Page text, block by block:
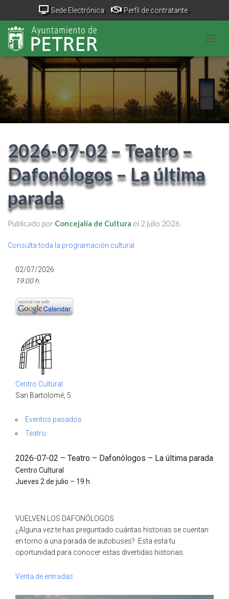
Sede Electrónica Perfil de contratante
Portal Transparencia
Canal de denuncias
2026-07-02 – Teatro –
Dafonólogos – La última
parada
Publicado por Concejalía de Cultura el 2 julio 2026
Consulta toda la programación cultural
02/07/2026
19:00 h.
Centro Cultural
San Bartolomé, 5
Eventos pasados
Teatro
2026-07-02 – Teatro – Dafonólogos – La última parada
Centro Cultural
Jueves 2 de julio – 19 h
VUELVEN LOS DAFONÓLOGOS
¿Alguna vez te has preguntado cuántas historias se cuentan
en torno a una parada de autobuses? Esta esta tu
oportunidad para conocer estas divertidas historias.
Venta de entradas